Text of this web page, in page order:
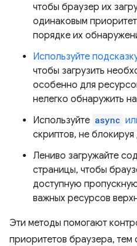
чтобы браузер их
одинаковым
порядке их
Используйте
чтобы загрузить
особенно для
нелегко обнаружить
Используйте async
скриптов, не
Лениво загружайте
страницы, чтобы
доступную
важных ресурсов
Эти методы помогают
приоритетов браузера,